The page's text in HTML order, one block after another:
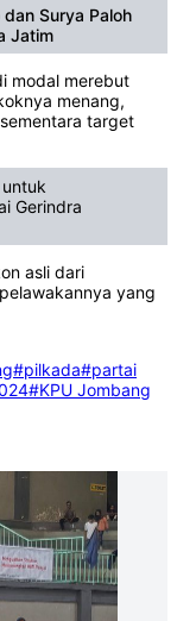
Surya Paloh
Jatim
modal merebut
menang,
target
Gerindra
asli dari
yang
#pilkada#partai
#KPU Jombang